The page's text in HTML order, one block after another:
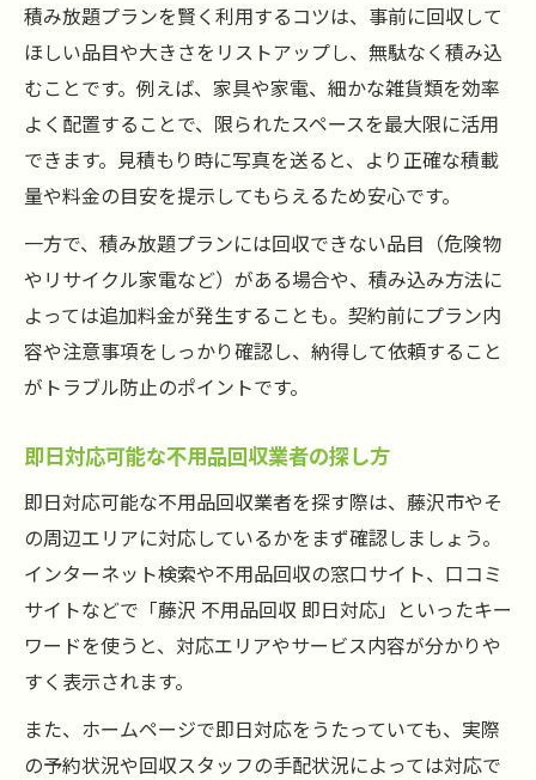
積み放題プランを賢く利用するコツは、事前に回収して
ほしい品目や大きさをリストアップし、無駄なく積み込
むことです。例えば、家具や家電、細かな雑貨類を効率
よく配置することで、限られたスペースを最大限に活用
できます。見積もり時に写真を送ると、より正確な積載
量や料金の目安を提示してもらえるため安心です。
一方で、積み放題プランには回収できない品目（危険物
やリサイクル家電など）がある場合や、積み込み方法に
よっては追加料金が発生することも。契約前にプラン内
容や注意事項をしっかり確認し、納得して依頼すること
がトラブル防止のポイントです。
即日対応可能な不用品回収業者の探し方
即日対応可能な不用品回収業者を探す際は、藤沢市やそ
の周辺エリアに対応しているかをまず確認しましょう。
インターネット検索や不用品回収の窓口サイト、口コミ
サイトなどで「藤沢 不用品回収 即日対応」といったキー
ワードを使うと、対応エリアやサービス内容が分かりや
すく表示されます。
また、ホームページで即日対応をうたっていても、実際
の予約状況や回収スタッフの手配状況によっては対応で